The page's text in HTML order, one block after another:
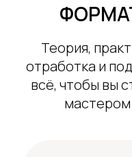
Теория,
отработка и
всё, чтобы вы
мастером